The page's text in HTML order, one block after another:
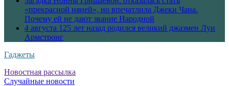
«прекрасной няней», но впечатлила Джеки Чана.
Почему ей не дают звание Народной
4 августа 125 лет назад родился великий джазмен Луи
Армстронг
Гаджеты
Новостная рассылка
Случайные новости